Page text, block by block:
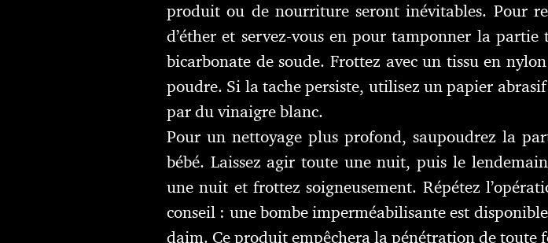
produit ou de nourriture seront inévitables. Pour
d’éther et servez-vous en pour tamponner la partie
bicarbonate de soude. Frottez avec un tissu en
poudre. Si la tache persiste, utilisez un papier
par du vinaigre blanc.
Pour un nettoyage plus profond, saupoudrez la
bébé. Laissez agir toute une nuit, puis le
une nuit et frottez soigneusement. Répétez
conseil : une bombe imperméabilisante est
daim. Ce produit empêchera la pénétration de toute